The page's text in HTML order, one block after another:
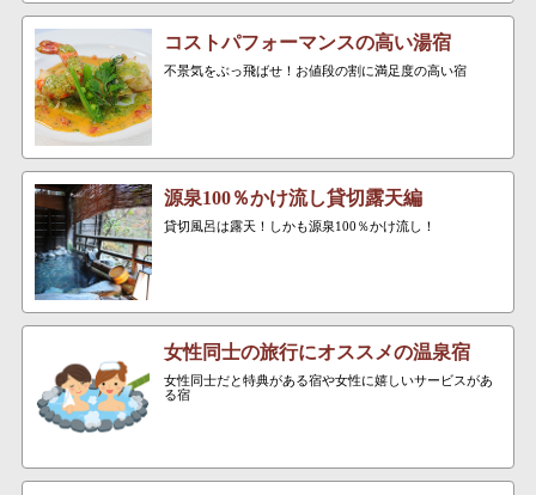
コストパフォーマンスの高い湯宿
不景気をぶっ飛ばせ！お値段の割に満足度の高い宿
源泉100％かけ流し貸切露天編
貸切風呂は露天！しかも源泉100％かけ流し！
女性同士の旅行にオススメの温泉宿
女性同士だと特典がある宿や女性に嬉しいサービスがあ
る宿